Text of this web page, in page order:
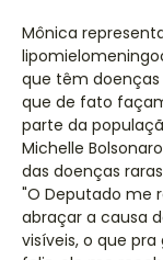
Mônica
que têm doenças
que de fato
parte da
Michelle
das doenças
"O Deputado me
abraçar a causa
visíveis, o que